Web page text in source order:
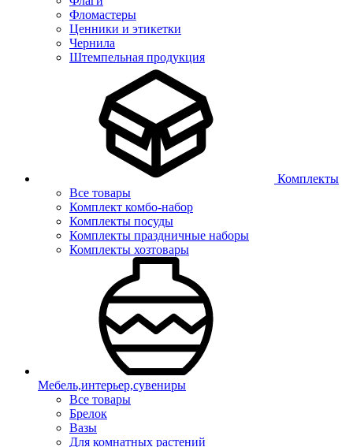
Фломастеры
Ценники и этикетки
Чернила
Штемпельная продукция
Комплекты
Все товары
Комплект комбо-набор
Комплекты посуды
Комплекты праздничные наборы
Комплекты хозтовары
Мебель,интерьер,сувениры
Все товары
Брелок
Вазы
Для комнатных растений